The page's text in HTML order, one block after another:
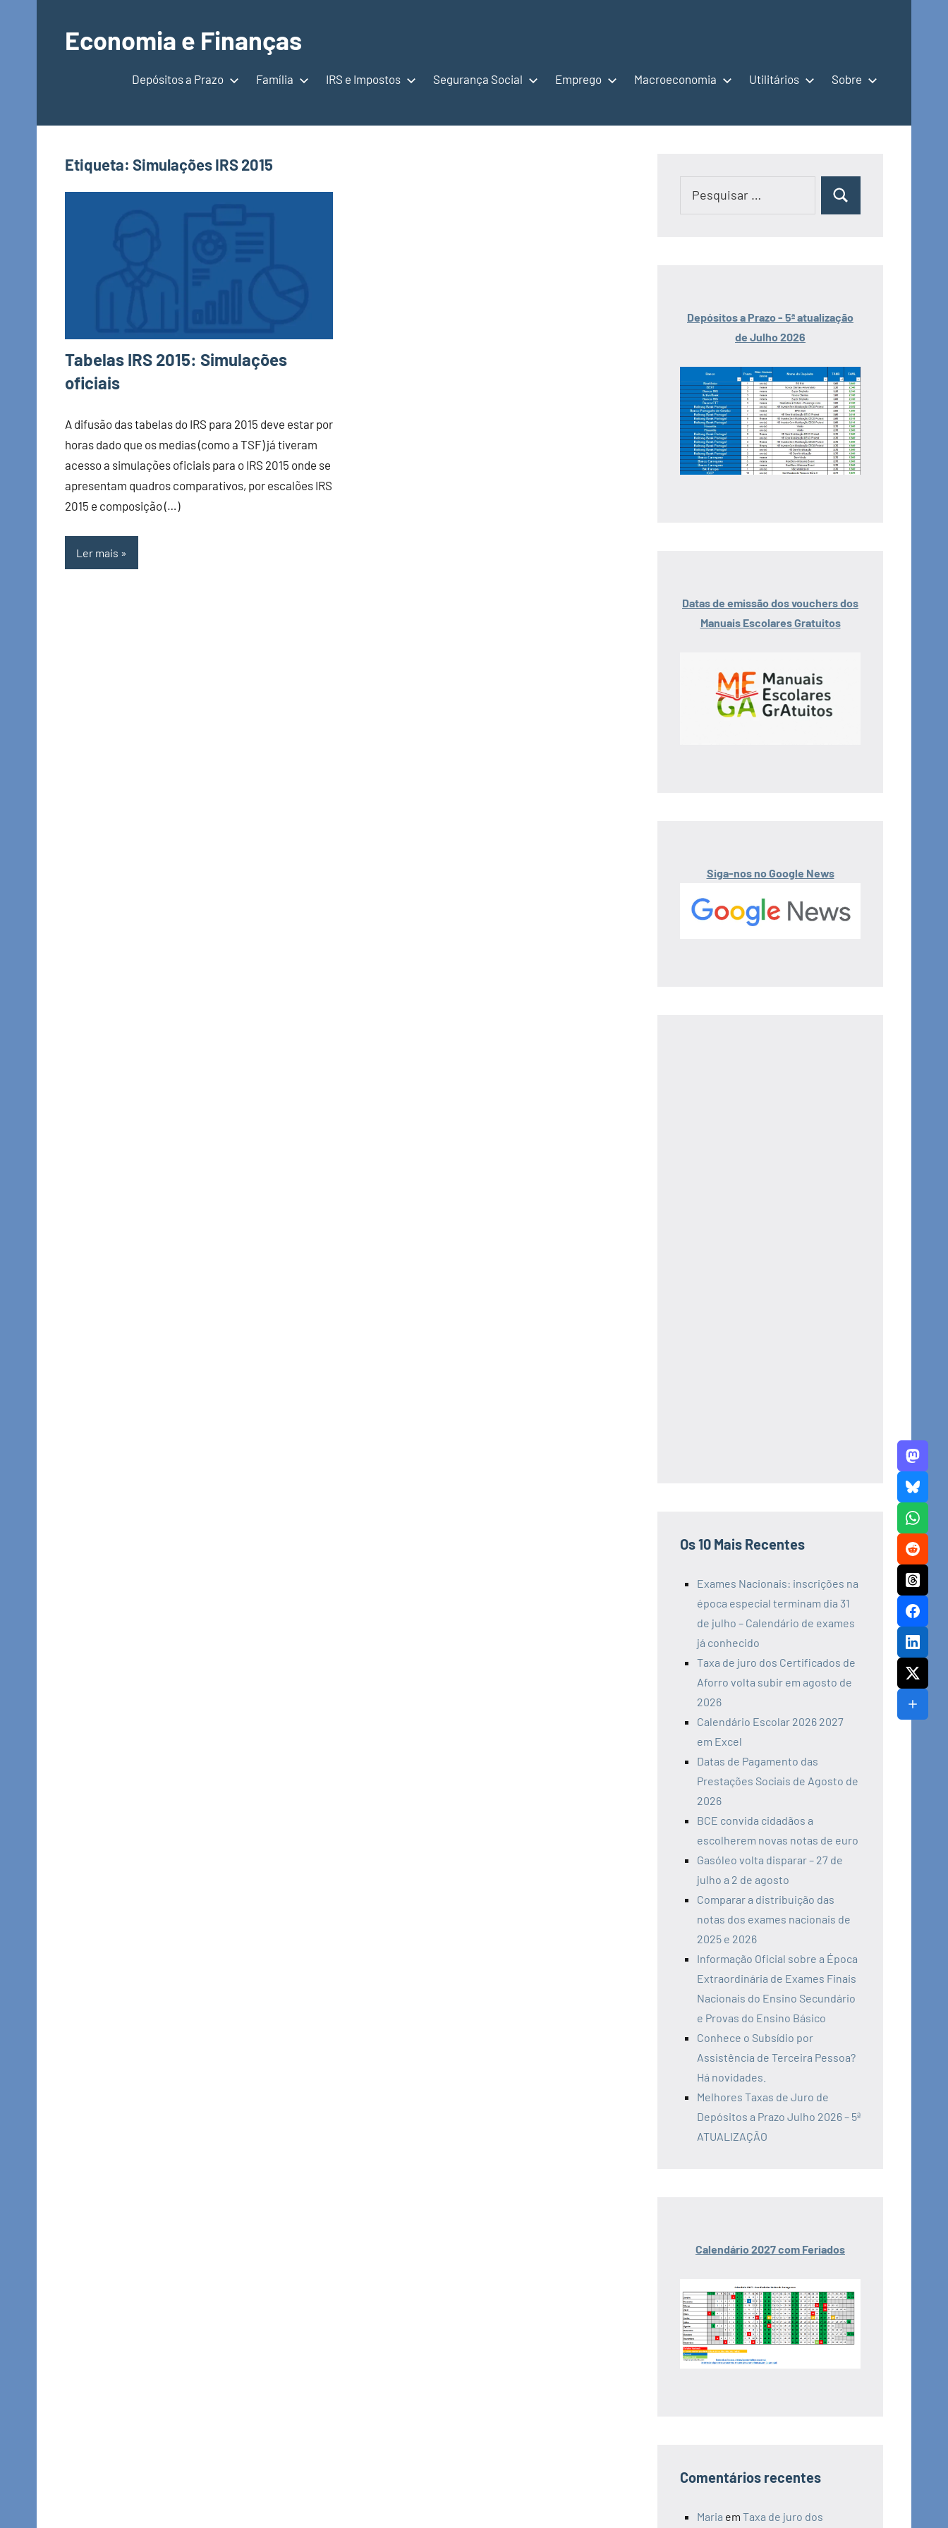
Economia e Finanças
Depósitos
Finanças
Calendários
Depósitos a Prazo Família IRS e Impostos Segurança Social Emprego Macroeconomia Utilitários Sobre
Etiqueta: Simulações IRS 2015
Tabelas IRS 2015: Simulações
oficiais
A difusão das tabelas do IRS para 2015 deve estar por
horas dado que os medias (como a TSF) já tiveram
acesso a simulações oficiais para o IRS 2015 onde se
apresentam quadros comparativos, por escalões IRS
2015 e composição (…)
Ler mais
Pesquisar
Depósitos a Prazo - 5ª atualização
de Julho 2026
Datas de emissão dos vouchers dos
Manuais Escolares Gratuitos
Siga-nos no Google News
Os 10 Mais Recentes
Exames Nacionais: inscrições na
época especial terminam dia 31
de julho – Calendário de exames
já conhecido
Taxa de juro dos Certificados de
Aforro volta subir em agosto de
2026
Calendário Escolar 2026 2027
em Excel
Datas de Pagamento das
Prestações Sociais de Agosto de
2026
BCE convida cidadãos a
escolherem novas notas de euro
Gasóleo volta disparar – 27 de
julho a 2 de agosto
Comparar a distribuição das
notas dos exames nacionais de
2025 e 2026
Informação Oficial sobre a Época
Extraordinária de Exames Finais
Nacionais do Ensino Secundário
e Provas do Ensino Básico
Conhece o Subsídio por
Assistência de Terceira Pessoa?
Há novidades.
Melhores Taxas de Juro de
Depósitos a Prazo Julho 2026 – 5ª
ATUALIZAÇÃO
Calendário 2027 com Feriados
Comentários recentes
Maria em Taxa de juro dos